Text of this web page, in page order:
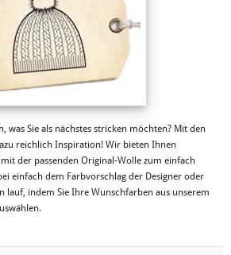
was Sie als nächstes stricken möchten? Mit den
reichlich Inspiration! Wir bieten Ihnen
der passenden Original-Wolle zum einfach
einfach dem Farbvorschlag der Designer oder
lauf, indem Sie Ihre Wunschfarben aus unserem